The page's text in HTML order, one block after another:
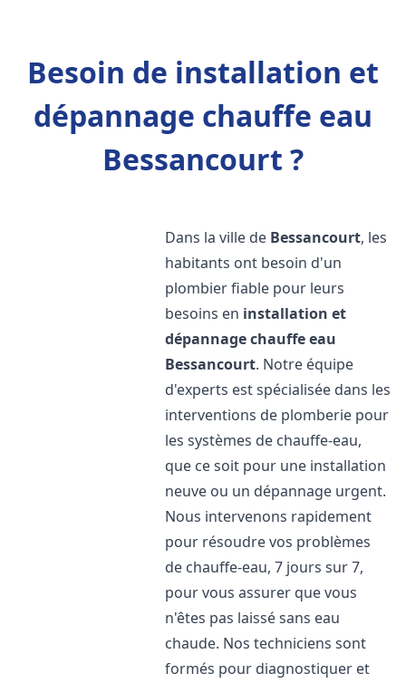
Besoin de installation et
dépannage chauffe eau
Bessancourt ?
Dans la ville de Bessancourt, les
habitants ont besoin d'un
plombier fiable pour leurs
besoins en installation et
dépannage chauffe eau
Bessancourt. Notre équipe
d'experts est spécialisée dans les
interventions de plomberie pour
les systèmes de chauffe-eau,
que ce soit pour une installation
neuve ou un dépannage urgent.
Nous intervenons rapidement
pour résoudre vos problèmes
de chauffe-eau, 7 jours sur 7,
pour vous assurer que vous
n'êtes pas laissé sans eau
chaude. Nos techniciens sont
formés pour diagnostiquer et